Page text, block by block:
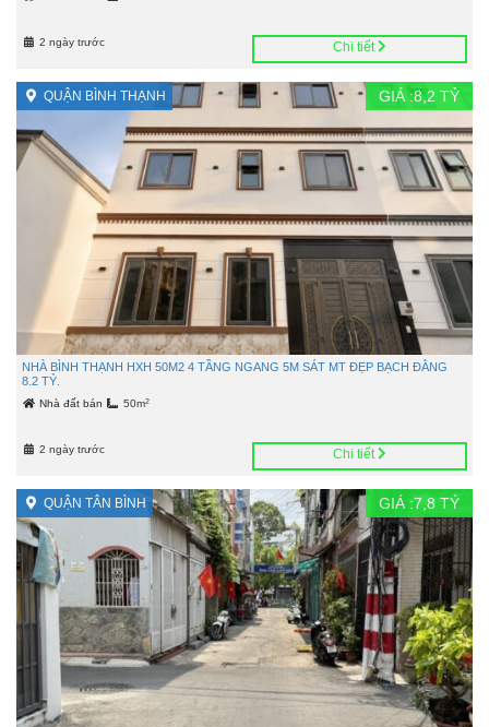
2 ngày trước Chi tiết
QUẬN BÌNH THẠNH GIÁ :8,2 TỶ
NHÀ BÌNH THẠNH HXH 50M2 4 TẦNG NGANG 5M SÁT MT ĐẸP BẠCH ĐẰNG
8.2 TỶ.
Nhà đất bán 50m2
2 ngày trước Chi tiết
QUẬN TÂN BÌNH GIÁ :7,8 TỶ